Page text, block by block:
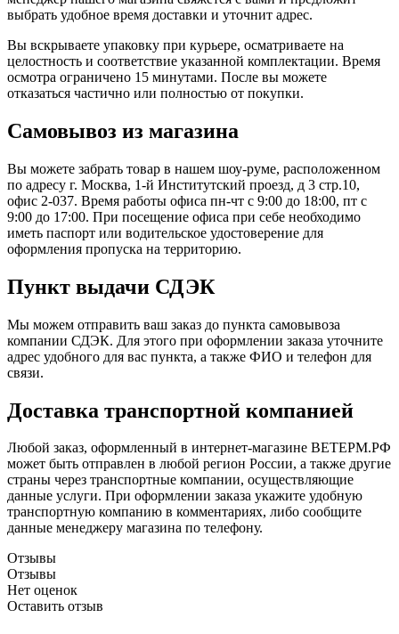
выбрать удобное время доставки и уточнит адрес.
Вы вскрываете упаковку при курьере, осматриваете на
целостность и соответствие указанной комплектации. Время
осмотра ограничено 15 минутами. После вы можете
отказаться частично или полностью от покупки.
Самовывоз из магазина
Вы можете забрать товар в нашем шоу-руме, расположенном
по адресу г. Москва, 1-й Институтский проезд, д 3 стр.10,
офис 2-037. Время работы офиса пн-чт с 9:00 до 18:00, пт с
9:00 до 17:00. При посещение офиса при себе необходимо
иметь паспорт или водительское удостоверение для
оформления пропуска на территорию.
Пункт выдачи СДЭК
Мы можем отправить ваш заказ до пункта самовывоза
компании СДЭК. Для этого при оформлении заказа уточните
адрес удобного для вас пункта, а также ФИО и телефон для
связи.
Доставка транспортной компанией
Любой заказ, оформленный в интернет-магазине ВЕТЕРМ.РФ
может быть отправлен в любой регион России, а также другие
страны через транспортные компании, осуществляющие
данные услуги. При оформлении заказа укажите удобную
транспортную компанию в комментариях, либо сообщите
данные менеджеру магазина по телефону.
Отзывы
Отзывы
Нет оценок
Оставить отзыв